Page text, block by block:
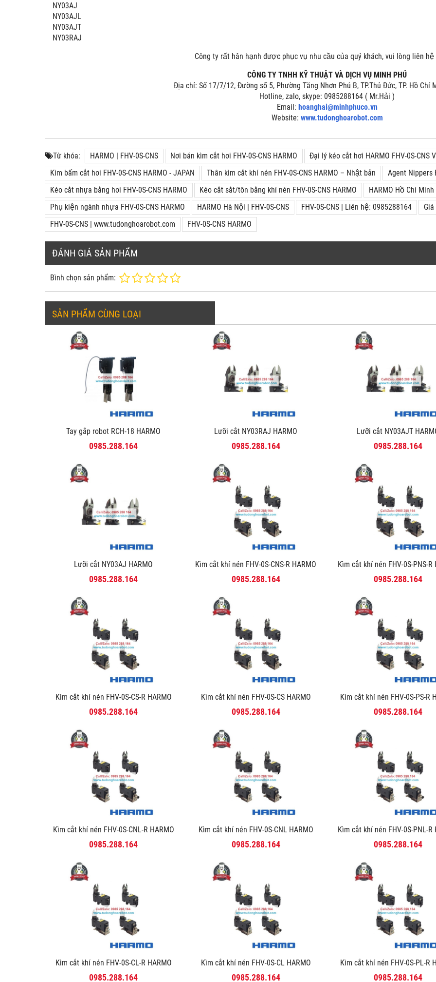
NY03AJ
NY03AJL
NY03AJT
NY03RAJ
Công ty rất hân hạnh được phục vụ nhu cầu của quý khách, vui lòng liên
CÔNG TY TNHH KỸ THUẬT VÀ DỊCH VỤ MINH PHÚ
Địa chỉ: Số 17/7/12, Đường số 5, Phường Tăng Nhơn Phú B, TP.Thủ Đức, TP. Hồ Chí
Hotline, zalo, skype: 0985288164 ( Mr.Hải )
Email: hoanghai@minhphuco.vn
Website: www.tudonghoarobot.com
Từ khóa: HARMO | FHV-0S-CNS Nơi bán kìm cắt hơi FHV-0S-CNS HARMO
Đại lý kéo cắt hơi HARMO FHV-0S-CNS
Kìm bấm cắt hơi FHV-0S-CNS HARMO - JAPAN
Thân kìm cắt khí nén FHV-0S-CNS HARMO – Nhật bản
Agent Nippers
Kéo cắt nhựa bằng hơi FHV-0S-CNS HARMO
Kéo cắt sắt/tôn bằng khí nén FHV-0S-CNS HARMO
HARMO Hồ Chí Minh
Phụ kiện ngành nhựa FHV-0S-CNS HARMO
HARMO Hà Nội | FHV-0S-CNS FHV-0S-CNS | Liên hệ: 0985288164
FHV-0S-CNS | www.tudonghoarobot.com
FHV-0S-CNS HARMO
ĐÁNH GIÁ SẢN PHẨM
Bình chọn sản phẩm:
SẢN PHẨM CÙNG LOẠI
Tay gắp robot RCH-18 HARMO
0985.288.164
Lưỡi cắt NY03RAJ HARMO
0985.288.164
Lưỡi cắt NY03AJT
0985.288.164
Lưỡi cắt NY03AJ HARMO
0985.288.164
Kìm cắt khí nén FHV-0S-CNS-R HARMO
0985.288.164
Kìm cắt khí nén FHV-0S-PNS-R
0985.288.164
Kìm cắt khí nén FHV-0S-CS-R HARMO
0985.288.164
Kìm cắt khí nén FHV-0S-CS HARMO
0985.288.164
Kìm cắt khí nén FHV-0S-PS-R
0985.288.164
Kìm cắt khí nén FHV-0S-CNL-R HARMO
0985.288.164
Kìm cắt khí nén FHV-0S-CNL HARMO
0985.288.164
Kìm cắt khí nén FHV-0S-PNL-R
0985.288.164
Kìm cắt khí nén FHV-0S-CL-R HARMO
0985.288.164
Kìm cắt khí nén FHV-0S-CL HARMO
0985.288.164
Kìm cắt khí nén FHV-0S-PL-R
0985.288.164